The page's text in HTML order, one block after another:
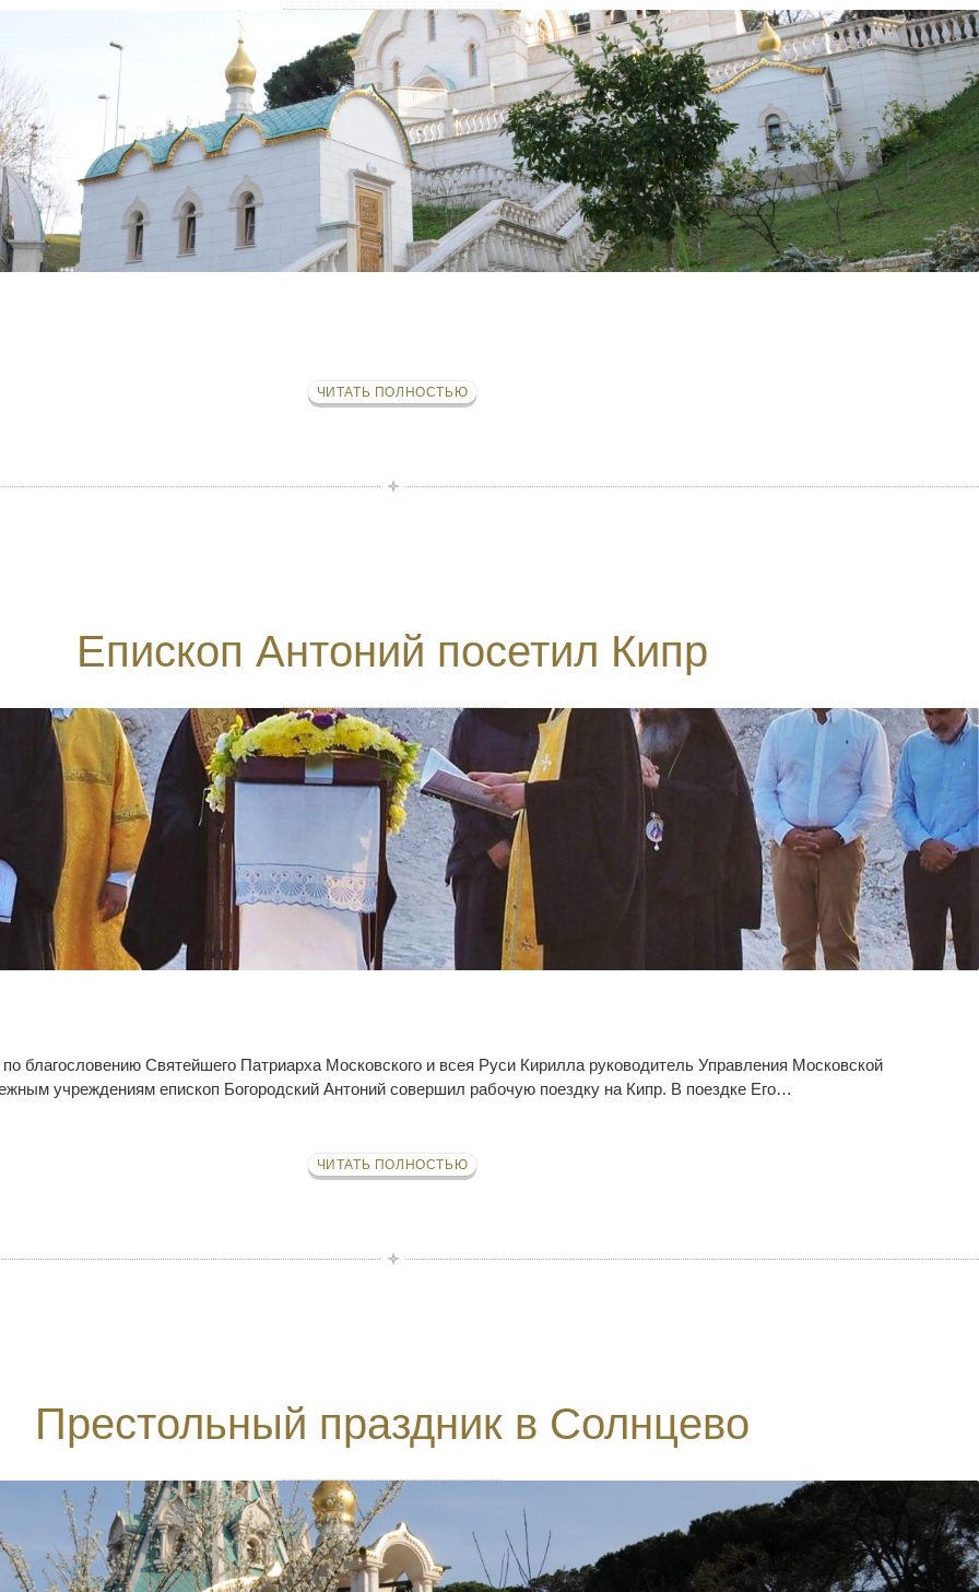
ЧИТАТЬ ПОЛНОСТЬЮ
Епископ Антоний посетил Кипр
благословению Святейшего Патриарха Московского и всея Руси Кирилла руководитель Управления Московской
учреждениям епископ Богородский Антоний совершил рабочую поездку на Кипр. В поездке Его…
ЧИТАТЬ ПОЛНОСТЬЮ
Престольный праздник в Солнцево